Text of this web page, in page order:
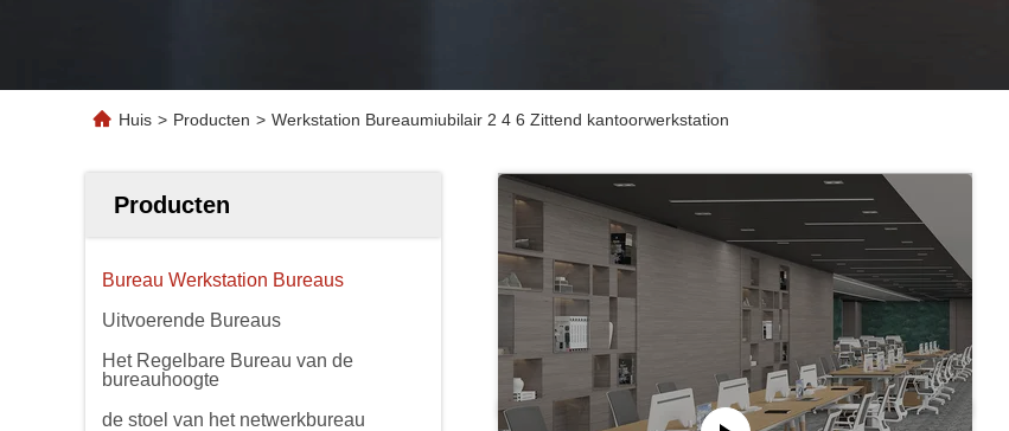
Huis > Producten > Werkstation Bureaumiubilair 2 4 6 Zittend kantoorwerkstation
Producten
Bureau Werkstation Bureaus
Uitvoerende Bureaus
Het Regelbare Bureau van de
bureauhoogte
de stoel van het netwerkbureau